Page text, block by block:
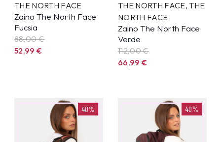
THE NORTH FACE
Zaino The North Face
Fucsia
88,00 €
52,99€
THE NORTH FACE, THE
NORTH FACE
Zaino The North Face
Verde
112,00 €
66,99€
40% 40%